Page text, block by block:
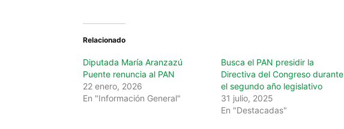
Relacionado
Diputada María Aranzazú
Puente renuncia al PAN
22 enero, 2026
En "Información General"
Busca el PAN presidir la
Directiva del Congreso durante
el segundo año legislativo
31 julio, 2025
En "Destacadas"